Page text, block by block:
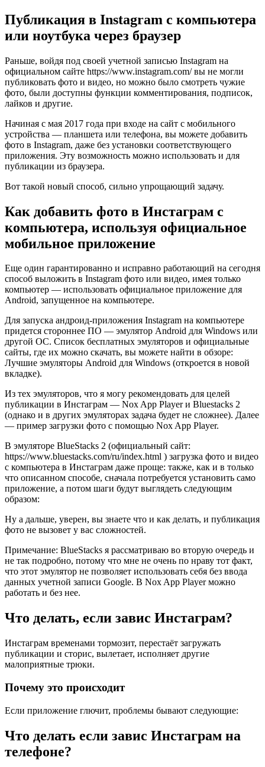
Публикация в Instagram с компьютера
или ноутбука через браузер
Раньше, войдя под своей учетной записью Instagram на
официальном сайте https://www.instagram.com/ вы не могли
публиковать фото и видео, но можно было смотреть чужие
фото, были доступны функции комментирования, подписок,
лайков и другие.
Начиная с мая 2017 года при входе на сайт с мобильного
устройства — планшета или телефона, вы можете добавить
фото в Instagram, даже без установки соответствующего
приложения. Эту возможность можно использовать и для
публикации из браузера.
Вот такой новый способ, сильно упрощающий задачу.
Как добавить фото в Инстаграм с
компьютера, используя официальное
мобильное приложение
Еще один гарантированно и исправно работающий на сегодня
способ выложить в Instagram фото или видео, имея только
компьютер — использовать официальное приложение для
Android, запущенное на компьютере.
Для запуска андроид-приложения Instagram на компьютере
придется стороннее ПО — эмулятор Android для Windows или
другой ОС. Список бесплатных эмуляторов и официальные
сайты, где их можно скачать, вы можете найти в обзоре:
Лучшие эмуляторы Android для Windows (откроется в новой
вкладке).
Из тех эмуляторов, что я могу рекомендовать для целей
публикации в Инстаграм — Nox App Player и Bluestacks 2
(однако и в других эмуляторах задача будет не сложнее). Далее
— пример загрузки фото с помощью Nox App Player.
В эмуляторе BlueStacks 2 (официальный сайт:
https://www.bluestacks.com/ru/index.html ) загрузка фото и видео
с компьютера в Инстаграм даже проще: также, как и в только
что описанном способе, сначала потребуется установить само
приложение, а потом шаги будут выглядеть следующим
образом:
Ну а дальше, уверен, вы знаете что и как делать, и публикация
фото не вызовет у вас сложностей.
Примечание: BlueStacks я рассматриваю во вторую очередь и
не так подробно, потому что мне не очень по нраву тот факт,
что этот эмулятор не позволяет использовать себя без ввода
данных учетной записи Google. В Nox App Player можно
работать и без нее.
Что делать, если завис Инстаграм?
Инстаграм временами тормозит, перестаёт загружать
публикации и сторис, вылетает, исполняет другие
малоприятные трюки.
Почему это происходит
Если приложение глючит, проблемы бывают следующие:
Что делать если завис Инстаграм на
телефоне?